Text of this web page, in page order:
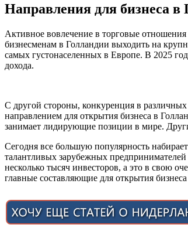
Направления для бизнеса в
Активное вовлечение в торговые
бизнесменам в Голландии выходить на
самых густонаселенных в Европе. В 2025
дохода.
С другой стороны, конкуренция в
направлением для открытия бизнеса в
занимает лидирующие позиции в мире.
Сегодня все большую популярность
талантливых зарубежных
несколько тысяч инвесторов, а это в свою
главные составляющие для открытия